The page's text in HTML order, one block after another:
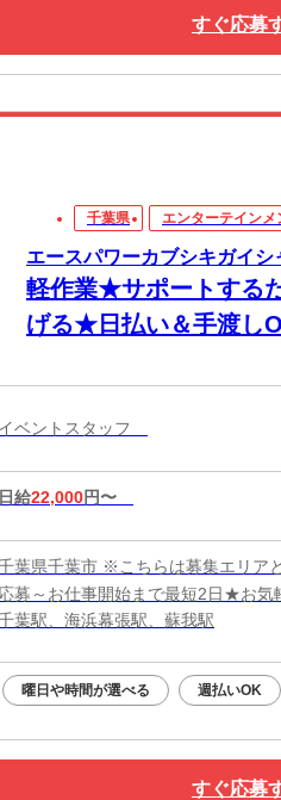
すぐ応募
千葉県 エンターテインメ
エースパワーカブシキガイ
軽作業★サポートする
げる★日払い＆手渡し
イベントスタッフ
日給22,000円〜
葉県千葉市 ※こちらは募集エリア
応募～お仕事開始まで最短2日★お気
葉駅、海浜幕張駅、蘇我駅
曜日や時間が選べる 週払いOK
すぐ応募